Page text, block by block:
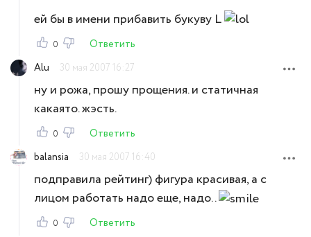
ей бы в имени прибавить букуву L
0
Ответить
Alu
30 мая 2007 16:27
ну и рожа, прошу прощения. и статичная
какаято. жэсть.
0
Ответить
balansia
30 мая 2007 16:40
подправила рейтинг) фигура красивая, а с
лицом работать надо еще, надо..
0
Ответить